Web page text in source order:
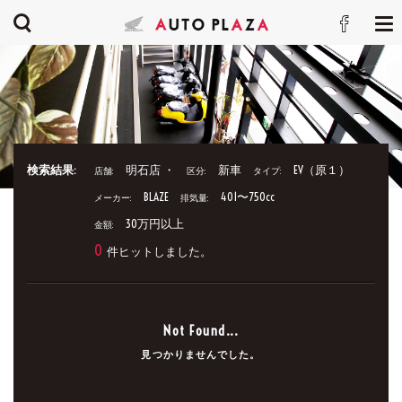
検索結果: 店舗: 明石店 ・ 区分: 新車 タイプ: EV（原１）
メーカー: BLAZE 排気量: 401〜750cc
金額: 30万円以上
0 件ヒットしました。
Not Found...
見つかりませんでした。